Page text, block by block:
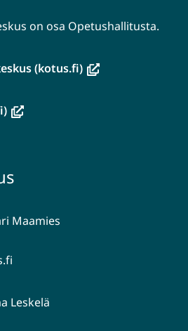
on osa Opetushallitusta.
(kotus.fi)(avautuu
(avautuu
toiseen
Maamies
Leskelä